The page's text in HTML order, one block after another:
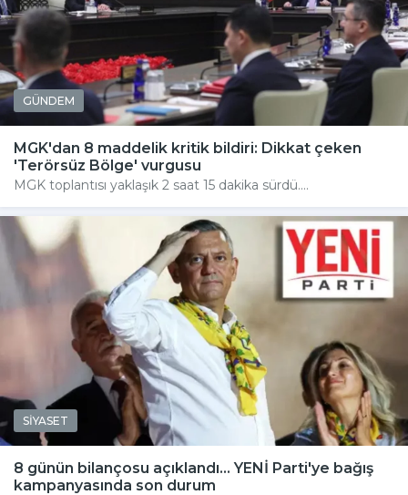
GÜNDEM
MGK'dan 8 maddelik kritik bildiri: Dikkat çeken
'Terörsüz Bölge' vurgusu
MGK toplantısı yaklaşık 2 saat 15 dakika sürdü....
SİYASET
8 günün bilançosu açıklandı... YENİ Parti'ye bağış
kampanyasında son durum